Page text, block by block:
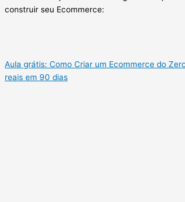
construir seu Ecommerce:
Aula grátis: Como Criar um Ecommerce do
reais em 90 dias